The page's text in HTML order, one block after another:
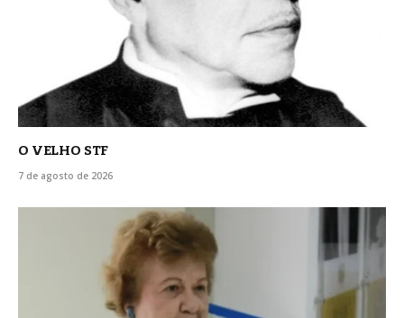
O VELHO STF
7 de agosto de 2026